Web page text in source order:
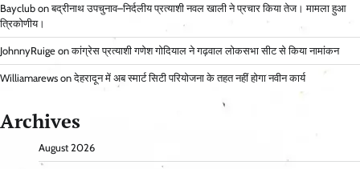
Bayclub onबद्रीनाथ उपचुनाव–निर्दलीय प्रत्याशी नवल खाली ने प्रचार किया तेज। मामला हुआ
त्रिकोणीय।
JohnnyRuige onकांग्रेस प्रत्याशी गणेश गोदियाल ने गढ़वाल लोकसभा सीट से किया नामांकन
Williamarews onदेहरादून में अब स्मार्ट सिटी परियोजना के तहत नहीं होगा नवीन कार्य
Archives
August 2026